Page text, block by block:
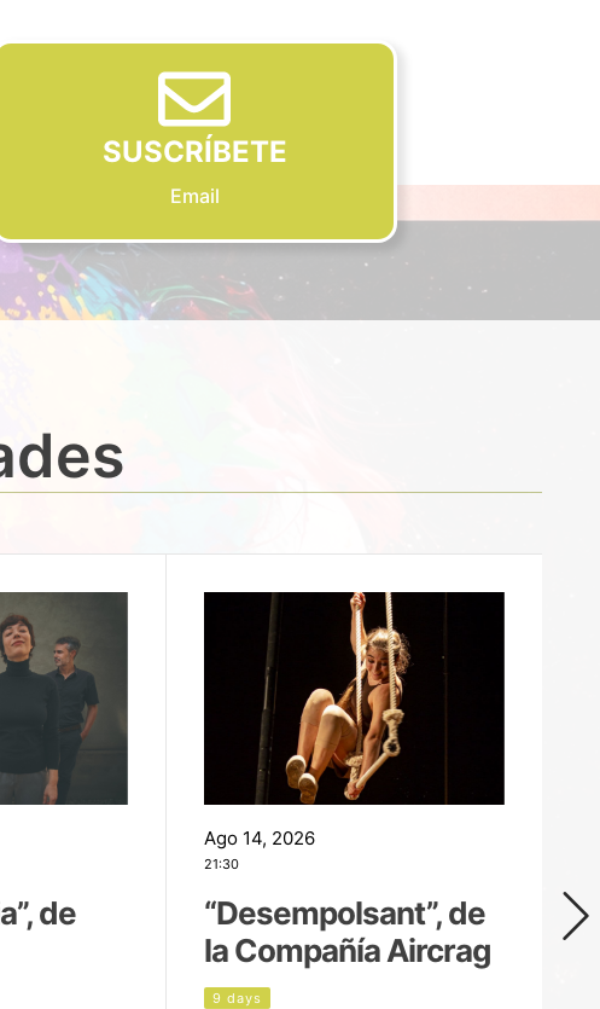
SUSCRÍBETE
Email
de
Ago 14, 2026
21:30
“Desempolsant”, de
la Compañía Aircrag
9 days